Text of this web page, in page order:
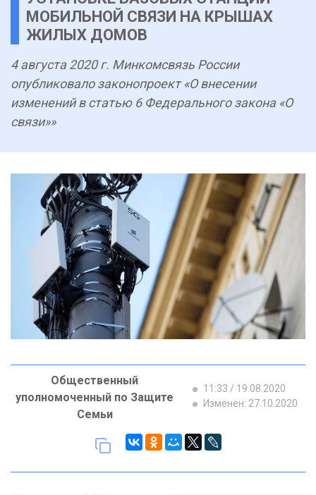
МОБИЛЬНОЙ СВЯЗИ НА КРЫШАХ
ЖИЛЫХ ДОМОВ
4 августа 2020 г. Минкомсвязь России
опубликовало законопроект «О внесении
изменений в статью 6 Федерального закона «О
связи»»
Общественный
уполномоченный по Защите
Семьи
11:33 / 19.08.2020
Изменен: 27.10.2020